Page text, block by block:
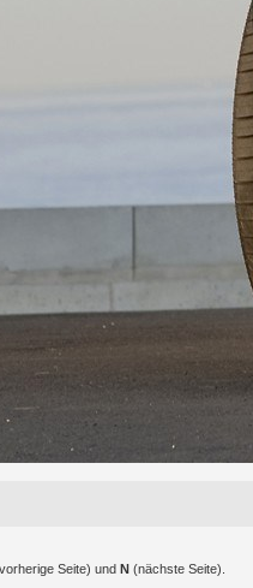
Seite) und N (nächste Seite).